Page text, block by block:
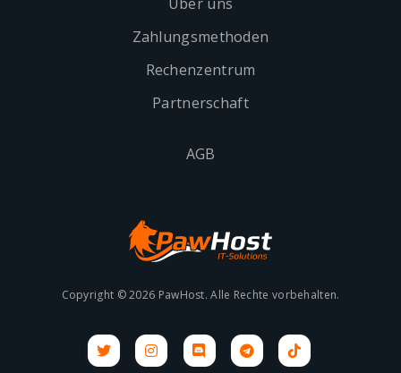
Zahlungsmethoden
Rechenzentrum
Partnerschaft
AGB
Copyright © 2026 PawHost. Alle Rechte vorbehalten.